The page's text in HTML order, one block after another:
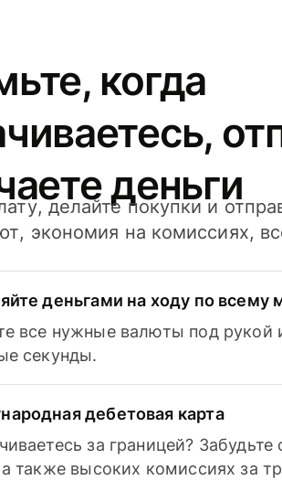
когда
деньги
делайте покупки и
экономия на комиссиях,
деньгами на ходу по всему
все нужные валюты под рукой
секунды.
дебетовая карта
за границей?
также высоких комиссиях за